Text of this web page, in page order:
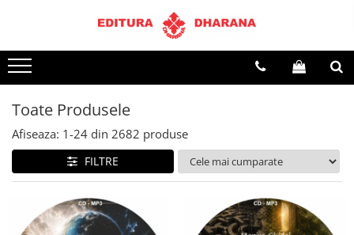
Terapii
Dietoterapie
Toate Produsele
Afiseaza: 1-24 din 2682 produse
FILTRE